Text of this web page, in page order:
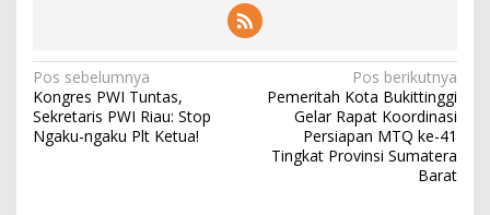
N
a
v
Pos sebelumnya
Kongres PWI Tuntas,
Sekretaris PWI Riau: Stop
Ngaku-ngaku Plt Ketua!
Pos berikutnya
Pemeritah Kota Bukittinggi
Gelar Rapat Koordinasi
Persiapan MTQ ke-41
Tingkat Provinsi Sumatera
Barat